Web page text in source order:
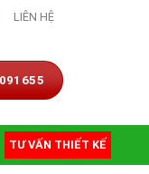
LIÊN HỆ
TƯ VẤN THIẾT KẾ